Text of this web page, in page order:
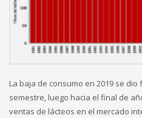
La baja de consumo en 2019 se
semestre, luego hacia el final de
ventas de lácteos en el mercado